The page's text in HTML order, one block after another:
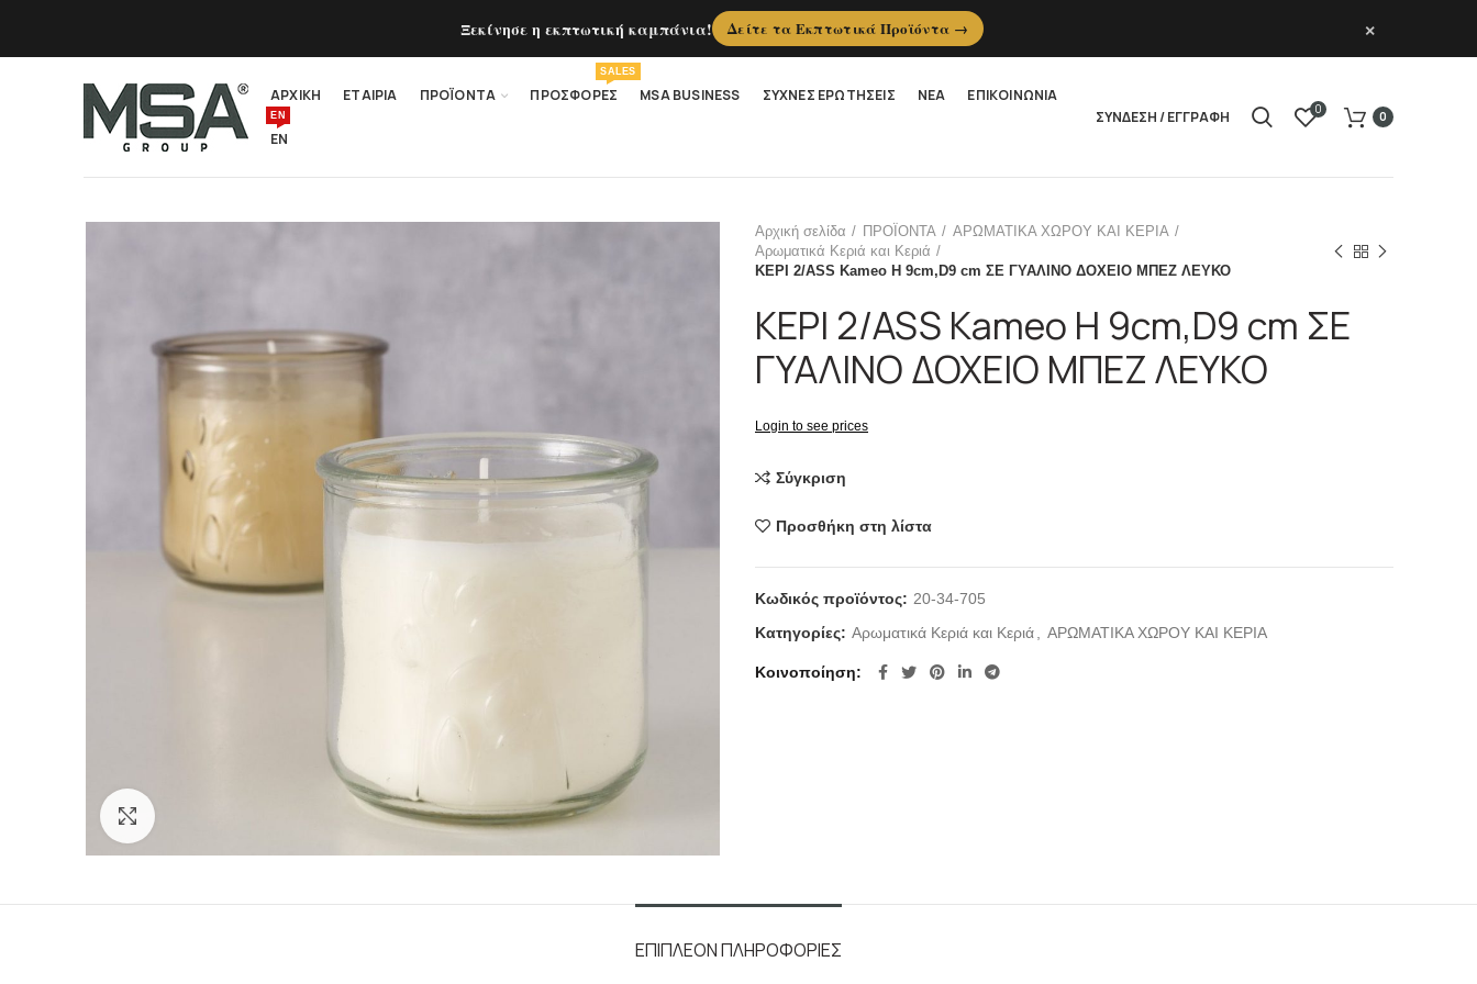
ΑΡΧΙΚΗ ΕΤΑΙΡΙΑ ΠΡΟΪΟΝΤΑ ΠΡΟΣΦΟΡΕΣ
SALES
MSA BUSINESS ΣΥΧΝΕΣ ΕΡΩΤΗΣΕΙΣ ΝΕΑ ΕΠΙΚΟΙΝΩΝΙΑ
EN
EN ΣΥΝΔΕΣΗ / ΕΓΓΡΑΦΗ 0
0
Αρχική σελίδα ΠΡΟΪΟΝΤΑ
ΑΡΩΜΑΤΙΚΑ ΧΩΡΟΥ ΚΑΙ ΚΕΡΙΑ
Αρωματικά Κεριά και Κεριά
ΚΕΡΙ 2/ASS Kameo H 9cm,D9 cm ΣΕ ΓΥΑΛΙΝΟ ΔΟΧΕΙΟ ΜΠΕΖ ΛΕΥΚΟ
ΚΕΡΙ 2/ASS Kameo H 9cm,D9 cm ΣΕ
ΓΥΑΛΙΝΟ ΔΟΧΕΙΟ ΜΠΕΖ ΛΕΥΚΟ
Login to see prices
Σύγκριση
Προσθήκη στη λίστα
Κωδικός προϊόντος: 20-34-705
Κατηγορίες: Αρωματικά Κεριά και Κεριά ΑΡΩΜΑΤΙΚΑ ΧΩΡΟΥ ΚΑΙ ΚΕΡΙΑ
Κοινοποίηση
ΕΠΙΠΛΈΟΝ ΠΛΗΡΟΦΟΡΊΕΣ
Ξεκίνησε η εκπτωτική καμπάνια! Δείτε τα Εκπτωτικά Προϊόντα → ×